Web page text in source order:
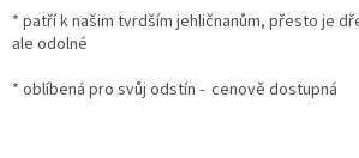
* patří k našim tvrdším jehličnanům, přesto je
ale odolné
* oblíbená pro svůj odstín - cenově dostupná